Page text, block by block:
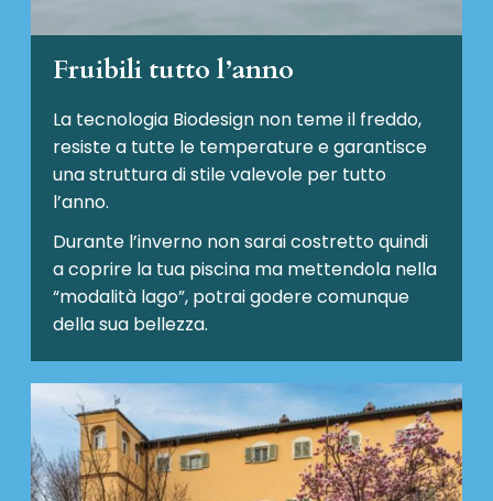
Fruibili tutto l’anno
La tecnologia Biodesign non teme il freddo,
resiste a tutte le temperature e garantisce
una struttura di stile valevole per tutto
l’anno.
Durante l’inverno non sarai costretto quindi
a coprire la tua piscina ma mettendola nella
“modalità lago”, potrai godere comunque
della sua bellezza.